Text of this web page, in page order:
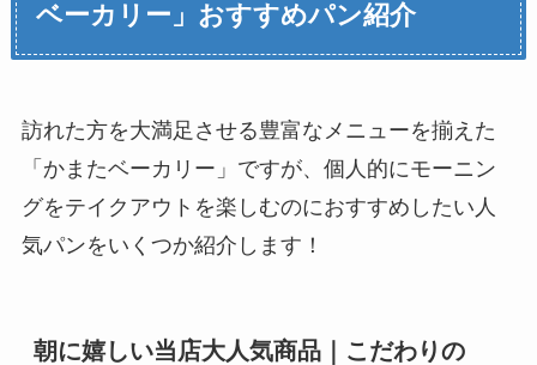
ベーカリー」おすすめパン紹介
訪れた方を大満足させる豊富なメニューを揃えた
「かまたベーカリー」ですが、個人的にモーニン
グをテイクアウトを楽しむのにおすすめしたい人
気パンをいくつか紹介します！
朝に嬉しい当店大人気商品｜こだわりの